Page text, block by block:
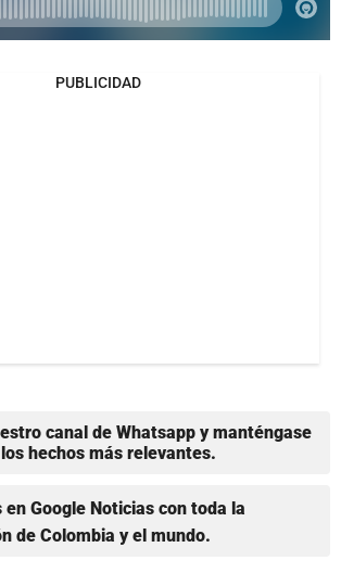
PUBLICIDAD
canal de Whatsapp y manténgase
hechos más relevantes.
Google Noticias con toda la
de Colombia y el mundo.